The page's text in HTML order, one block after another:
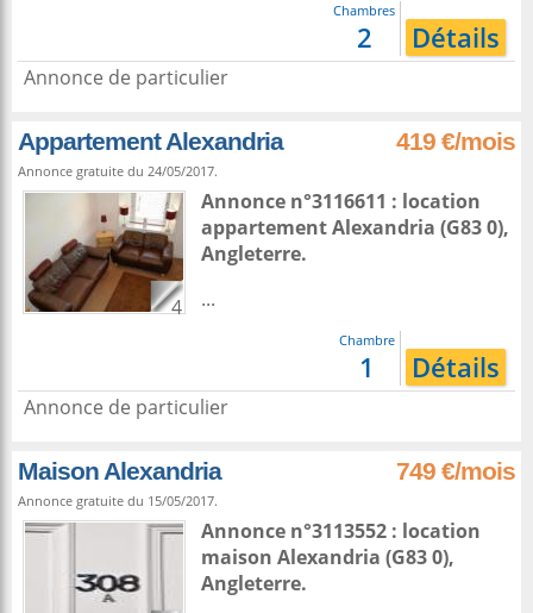
Chambres
2 Détails
Annonce de particulier
Appartement Alexandria 419 €/mois
Annonce gratuite du 24/05/2017.
4
Annonce n°3116611 : location
appartementAlexandria (G83 0),
Angleterre.
...
Chambre
1 Détails
Annonce de particulier
Maison Alexandria 749 €/mois
Annonce gratuite du 15/05/2017.
Annonce n°3113552 : location
maison Alexandria (G83 0),
Angleterre.